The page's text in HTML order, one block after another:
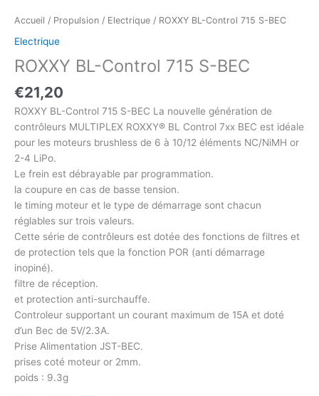
Accueil / Propulsion / Electrique / ROXXY BL-Control 715 S-BEC
Electrique
ROXXY BL-Control 715 S-BEC
€21,20
ROXXY BL-Control 715 S-BEC La nouvelle génération de
contrôleurs MULTIPLEX ROXXY® BL Control 7xx BEC est idéale
pour les moteurs brushless de 6 à 10/12 éléments NC/NiMH or
2-4 LiPo.
Le frein est débrayable par programmation.
la coupure en cas de basse tension.
le timing moteur et le type de démarrage sont chacun
réglables sur trois valeurs.
Cette série de contrôleurs est dotée des fonctions de filtres et
de protection tels que la fonction POR (anti démarrage
inopiné).
filtre de réception.
et protection anti-surchauffe.
Controleur supportant un courant maximum de 15A et doté
d’un Bec de 5V/2.3A.
Prise Alimentation JST-BEC.
prises coté moteur or 2mm.
poids : 9.3g